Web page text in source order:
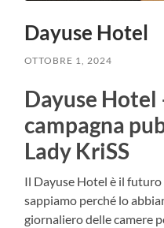
Dayuse Hotel
OTTOBRE 1, 2024
Dayuse Hotel
campagna
Lady KriSS
Il Dayuse Hotel è il
sappiamo perché lo
giornaliero delle camere